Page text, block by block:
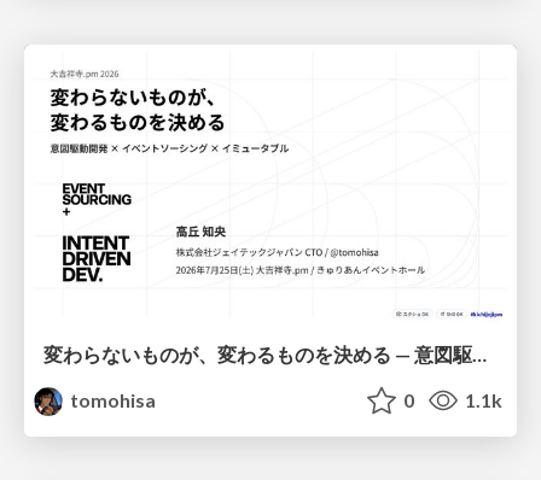
tomohisa
0 1.1k